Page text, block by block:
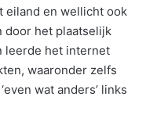
eiland en wellicht ook
door het plaatselijk
leerde het internet
waaronder zelfs
wat anders’ links